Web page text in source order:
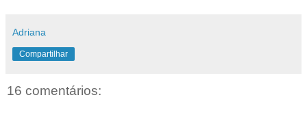
Adriana
Compartilhar
16 comentários: